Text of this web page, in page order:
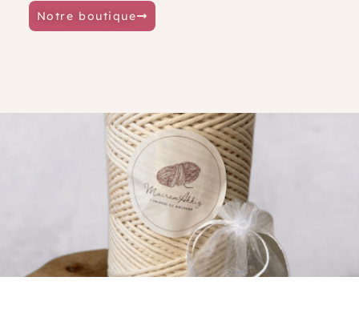
Notre boutique